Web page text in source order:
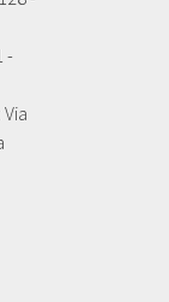
-